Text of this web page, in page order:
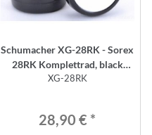
Schumacher XG-28RK - Sorex
28RK Komplettrad, black
Insert -Indoor- (4)
XG-28RK
28,90 € *